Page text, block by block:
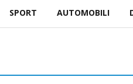
SPORT AUTOMOBILI